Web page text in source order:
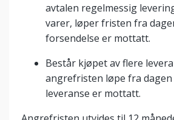
avtalen regelmessig
varer, løper fristen fra
forsendelse er mottatt.
Består kjøpet av flere
angrefristen løpe fra
leveranse er mottatt.